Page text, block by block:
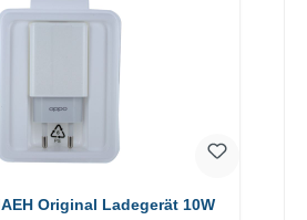
Original Ladegerät 10W